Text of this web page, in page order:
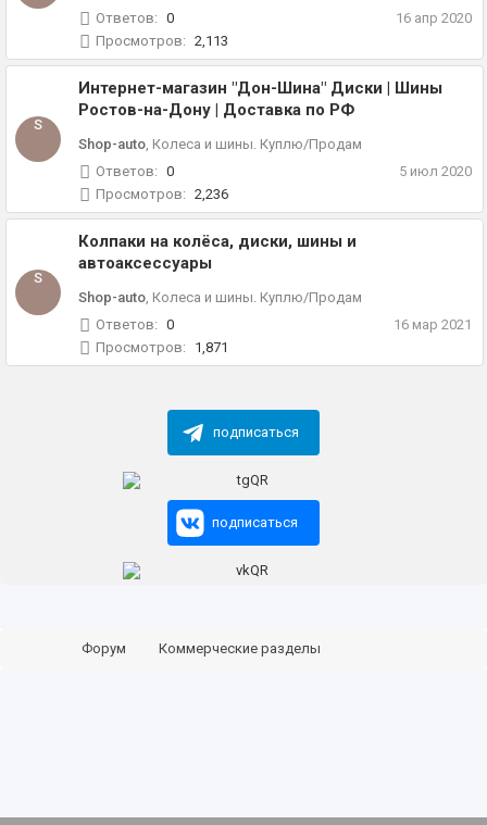
Ответов: 0
Просмотров: 2,113
16 апр 2020
S
Интернет-магазин "Дон-Шина" Диски | Шины
Ростов-на-Дону | Доставка по РФ
Shop-auto, Колеса и шины. Куплю/Продам
Ответов: 0
Просмотров: 2,236
5 июл 2020
S
Колпаки на колёса, диски, шины и
автоаксессуары
Shop-auto, Колеса и шины. Куплю/Продам
Ответов: 0
Просмотров:
1,871
16 мар 2021
подписаться
подписаться
Форум Коммерческие разделы